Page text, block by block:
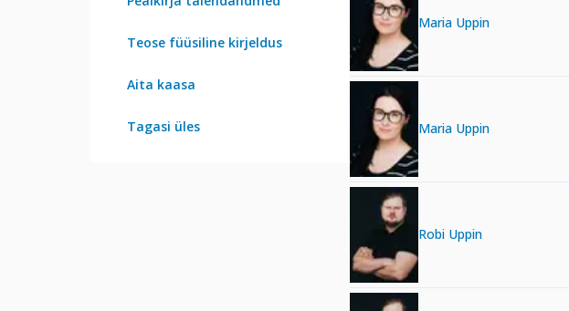
Teose füüsiline kirjeldus
Aita kaasa
Tagasi üles
Maria Uppin
Maria Uppin
Robi Uppin